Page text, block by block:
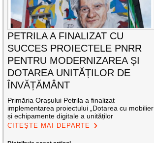
PETRILA A FINALIZAT CU
SUCCES PROIECTELE PNRR
PENTRU MODERNIZAREA ȘI
DOTAREA UNITĂȚILOR DE
ÎNVĂȚĂMÂNT
Primăria Orașului Petrila a finalizat
implementarea proiectului „Dotarea cu mobilier
și echipamente digitale a unităților
CITEȘTE MAI DEPARTE